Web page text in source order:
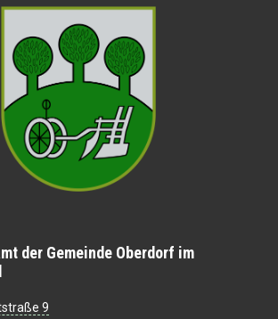
der Gemeinde Oberdorf im
9